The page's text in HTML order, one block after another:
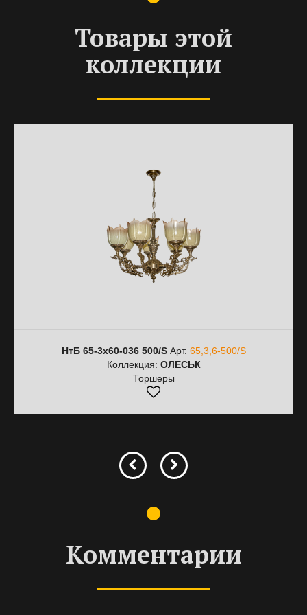
Товары этой
коллекции
НтБ 65-3х60-036 500/SАрт. 65,3,6-500/S
Коллекция: ОЛЕСЬК
Торшеры
Комментарии